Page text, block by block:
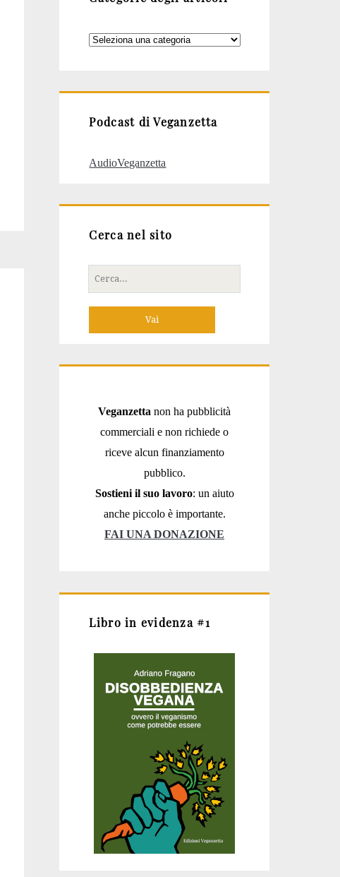
Categorie
Podcast di Veganzetta
AudioVeganzetta
Cerca nel sito
Cerca
per:
Veganzetta non ha pubblicità
commerciali e non richiede o
riceve alcun finanziamento
pubblico.
Sostieni il suo lavoro: un aiuto
anche piccolo è importante.
FAI UNA DONAZIONE
Libro in evidenza #1